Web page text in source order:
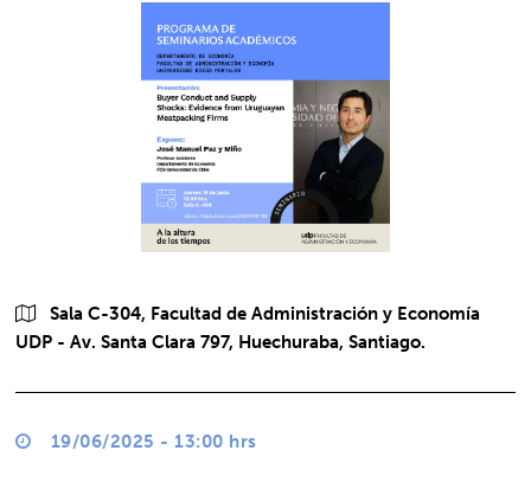
Sala C-304, Facultad de Administración y Economía
UDP - Av. Santa Clara 797, Huechuraba, Santiago.
19/06/2025 - 13:00 hrs